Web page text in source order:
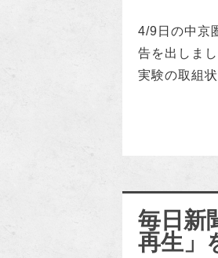
4/9日の中京
告を出しま
実験の取組
毎日新
再生」